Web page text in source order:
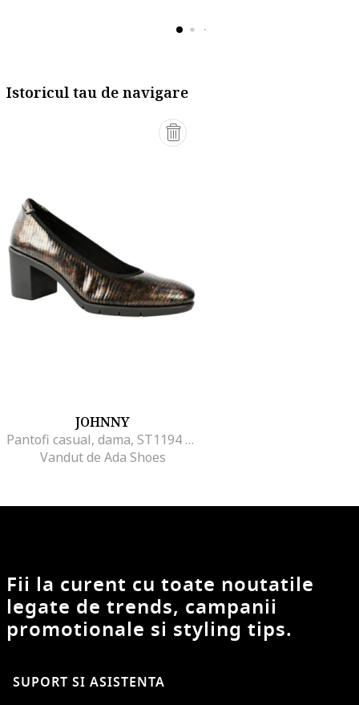
Istoricul tau de navigare
JOHNNY
Pantofi casual, dama, ST1194 bronz, piele naturala, cu toc, Bronz
Vandut de Ada Shoes
Fii la curent cu toate noutatile
legate de trends, campanii
promotionale si styling tips.
SUPORT SI ASISTENTA